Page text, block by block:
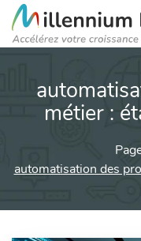
métier :
automatisation des